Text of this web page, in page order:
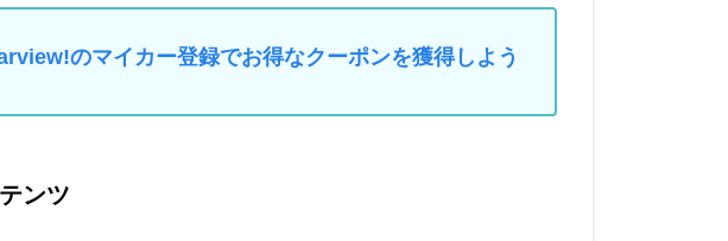
のマイカー登録でお得なクーポンを獲得しよう
ンツ